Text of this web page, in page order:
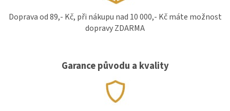
Doprava od 89,- Kč, při nákupu nad 10 000,- Kč máte možnost
dopravy ZDARMA
Garance původu a kvality